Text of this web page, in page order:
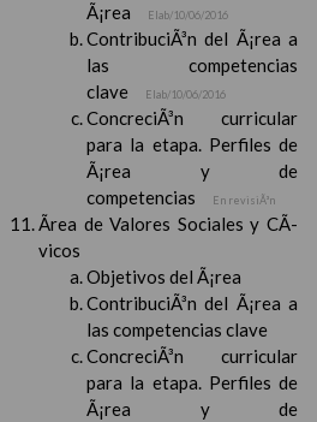
Ã¡rea
Elab/10/06/2016
ContribuciÃ³n del Ã¡rea a
las competencias
clave
Elab/10/06/2016
ConcreciÃ³n curricular
para la etapa. Perfiles de
Ã¡rea y de
competencias
En revisiÃ³n
Ãrea de Valores Sociales y CÃ­
vicos
Objetivos del Ã¡rea
ContribuciÃ³n del Ã¡rea a
las competencias clave
ConcreciÃ³n curricular
para la etapa. Perfiles de
Ã¡rea y de